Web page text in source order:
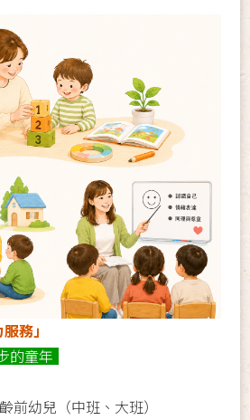
務」
的童年
前幼兒（中班、大班）